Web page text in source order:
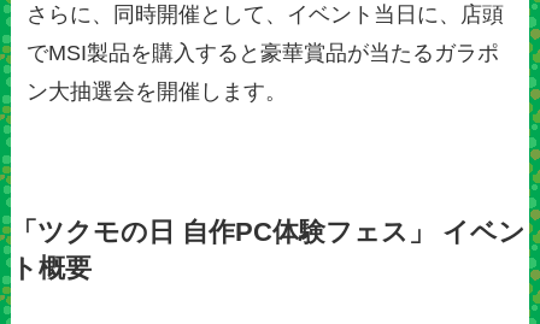
さらに、同時開催として、イベント当日に、店頭
でMSI製品を購入すると豪華賞品が当たるガラポ
ン大抽選会を開催します。
「ツクモの日 自作PC体験フェス」 イベン
ト概要